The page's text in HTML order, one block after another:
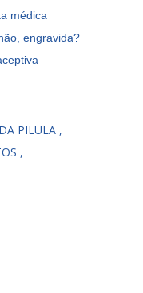
médica
engravida?
PILULA